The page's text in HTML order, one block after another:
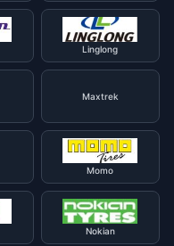
Linglong
Maxtrek
Momo
Nokian